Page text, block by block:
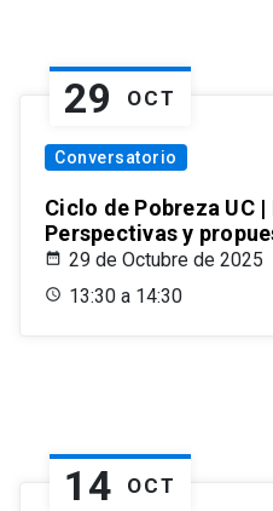
29 OCT
Conversatorio
Ciclo de Pobreza UC
Perspectivas y
29 de Octubre de 2025
13:30 a 14:30
14 OCT